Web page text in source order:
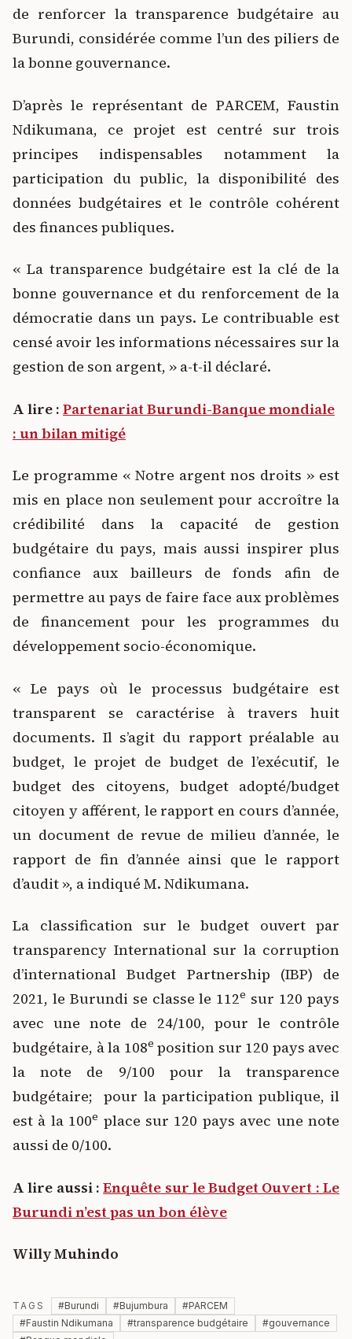
de renforcer la transparence budgétaire au
Burundi, considérée comme l’un des piliers de
la bonne gouvernance.
D’après le représentant de PARCEM, Faustin
Ndikumana, ce projet est centré sur trois
principes indispensables notamment la
participation du public, la disponibilité des
données budgétaires et le contrôle cohérent
des finances publiques.
« La transparence budgétaire est la clé de la
bonne gouvernance et du renforcement de la
démocratie dans un pays. Le contribuable est
censé avoir les informations nécessaires sur la
gestion de son argent, » a-t-il déclaré.
A lire : Partenariat Burundi-Banque mondiale
: un bilan mitigé
Le programme « Notre argent nos droits » est
mis en place non seulement pour accroître la
crédibilité dans la capacité de gestion
budgétaire du pays, mais aussi inspirer plus
confiance aux bailleurs de fonds afin de
permettre au pays de faire face aux problèmes
de financement pour les programmes du
développement socio-économique.
« Le pays où le processus budgétaire est
transparent se caractérise à travers huit
documents. Il s’agit du rapport préalable au
budget, le projet de budget de l’exécutif, le
budget des citoyens, budget adopté/budget
citoyen y afférent, le rapport en cours d’année,
un document de revue de milieu d’année, le
rapport de fin d’année ainsi que le rapport
d’audit », a indiqué M. Ndikumana.
La classification sur le budget ouvert par
transparency International sur la corruption
d’international Budget Partnership (IBP) de
2021, le Burundi se classe le 112e sur 120 pays
avec une note de 24/100, pour le contrôle
budgétaire, à la 108e position sur 120 pays avec
la note de 9/100 pour la transparence
budgétaire; pour la participation publique, il
est à la 100e place sur 120 pays avec une note
aussi de 0/100.
A lire aussi :Enquête sur le Budget Ouvert : Le
Burundi n’est pas un bon élève
Willy Muhindo
TAGS #Burundi #Bujumbura #PARCEM
#Faustin Ndikumana #transparence budgétaire #gouvernance